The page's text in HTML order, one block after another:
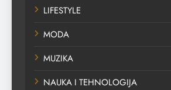
LIFESTYLE
MODA
MUZIKA
NAUKA I TEHNOLOGIJA